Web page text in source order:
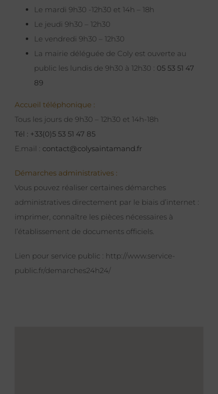
Le mardi 9h30 -12h30 et 14h – 18h
Le jeudi 9h30 – 12h30
Le vendredi 9h30 – 12h30
La mairie déléguée de Coly est ouverte au
public les lundis de 9h30 à 12h30 : 05 53 51 47
89
Accueil téléphonique :
Tous les jours de 9h30 – 12h30 et 14h-18h
Tél : +33(0)5 53 51 47 85
E.mail : contact@colysaintamand.fr
Démarches administratives :
Vous pouvez réaliser certaines démarches
administratives directement par le biais d’internet :
imprimer, connaître les pièces nécessaires à
l’établissement de documents officiels.
Lien pour service public : http://www.service-
public.fr/demarches24h24/